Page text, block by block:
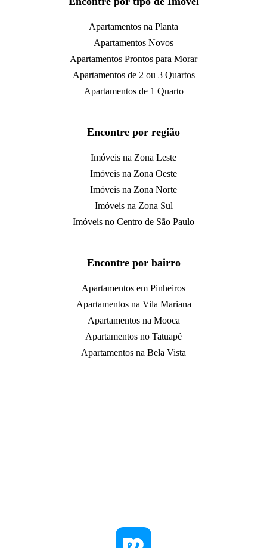
Apartamentos na Planta
Apartamentos Novos
Apartamentos Prontos para Morar
Apartamentos de 2 ou 3 Quartos
Apartamentos de 1 Quarto
Encontre por região
Imóveis na Zona Leste
Imóveis na Zona Oeste
Imóveis na Zona Norte
Imóveis na Zona Sul
Imóveis no Centro de São Paulo
Encontre por bairro
Apartamentos em Pinheiros
Apartamentos na Vila Mariana
Apartamentos na Mooca
Apartamentos no Tatuapé
Apartamentos na Bela Vista